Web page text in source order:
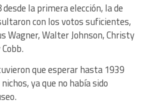
la primera elección, la de
con los votos suficientes,
Wagner, Walter Johnson, Christy
que esperar hasta 1939
ya que no había sido